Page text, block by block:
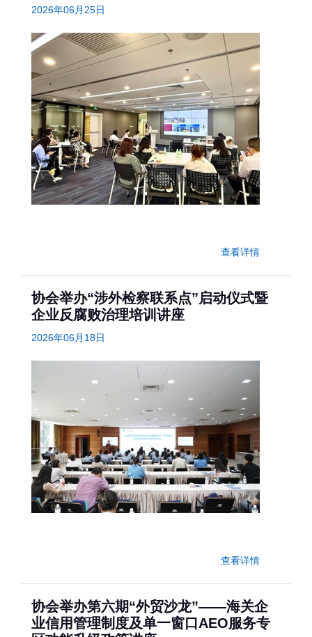
2026年06月25日
查看详情
协会举办“涉外检察联系点”启动仪式暨
企业反腐败治理培训讲座
2026年06月18日
查看详情
协会举办第六期“外贸沙龙”——海关企
业信用管理制度及单一窗口AEO服务专